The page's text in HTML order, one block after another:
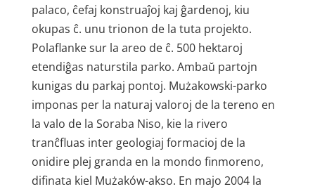
palaco, ĉefaj konstruaĵoj kaj ĝardenoj, kiu
okupas ĉ. unu trionon de la tuta projekto.
Polaflanke sur la areo de ĉ. 500 hektaroj
etendiĝas naturstila parko. Ambaŭ partojn
kunigas du parkaj pontoj. Mużakowski-parko
imponas per la naturaj valoroj de la tereno en
la valo de la Soraba Niso, kie la rivero
tranĉfluas inter geologiaj formacioj de la
onidire plej granda en la mondo finmoreno,
difinata kiel Mużaków-akso. En majo 2004 la